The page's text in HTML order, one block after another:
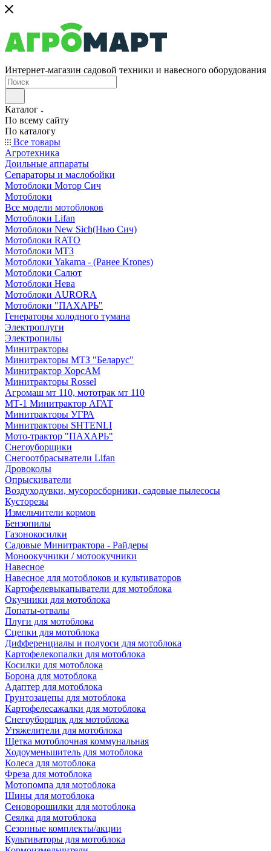
Интернет-магазин садовой техники и навесного оборудования
Каталог
По всему сайту
По каталогу
Все товары
Агротехника
Доильные аппараты
Сепараторы и маслобойки
Мотоблоки Мотор Сич
Мотоблоки
Все модели мотоблоков
Мотоблоки Lifan
Мотоблоки New Sich(Нью Сич)
Мотоблоки RATO
Мотоблоки МТЗ
Мотоблоки Yakama - (Ранее Krones)
Мотоблоки Салют
Мотоблоки Нева
Мотоблоки AURORA
Мотоблоки "ПАХАРЬ"
Генераторы холодного тумана
Электроплуги
Электропилы
Минитракторы
Минитракторы МТЗ "Беларус"
Минитрактор ХорсАМ
Минитракторы Rossel
Агромаш мт 110, мототрак мт 110
МТ-1 Минитрактор АГАТ
Минитракторы УГРА
Минитракторы SHTENLI
Мото-трактор "ПАХАРЬ"
Снегоуборщики
Снегоотбрасыватели Lifan
Дровоколы
Опрыскиватели
Воздуходувки, мусоросборники, cадовые пылесосы
Кусторезы
Измельчители кормов
Бензопилы
Газонокосилки
Садовые Минитрактора - Райдеры
Моноокучники / мотоокучники
Навесное
Навесное для мотоблоков и культиваторов
Картофелевыкапыватели для мотоблока
Окучники для мотоблока
Лопаты-отвалы
Плуги для мотоблока
Сцепки для мотоблока
Дифференциалы и полуоси для мотоблока
Картофелекопалки для мотоблока
Косилки для мотоблока
Борона для мотоблока
Адаптер для мотоблока
Грунтозацепы для мотоблока
Картофелесажалки для мотоблока
Снегоуборщик для мотоблока
Утяжелители для мотоблока
Щетка мотоблочная коммунальная
Ходоуменьшитель для мотоблока
Колеса для мотоблока
Фреза для мотоблока
Мотопомпа для мотоблока
Шины для мотоблока
Сеноворошилки для мотоблока
Сеялка для мотоблока
Сезонные комплекты/акции
Культиваторы для мотоблока